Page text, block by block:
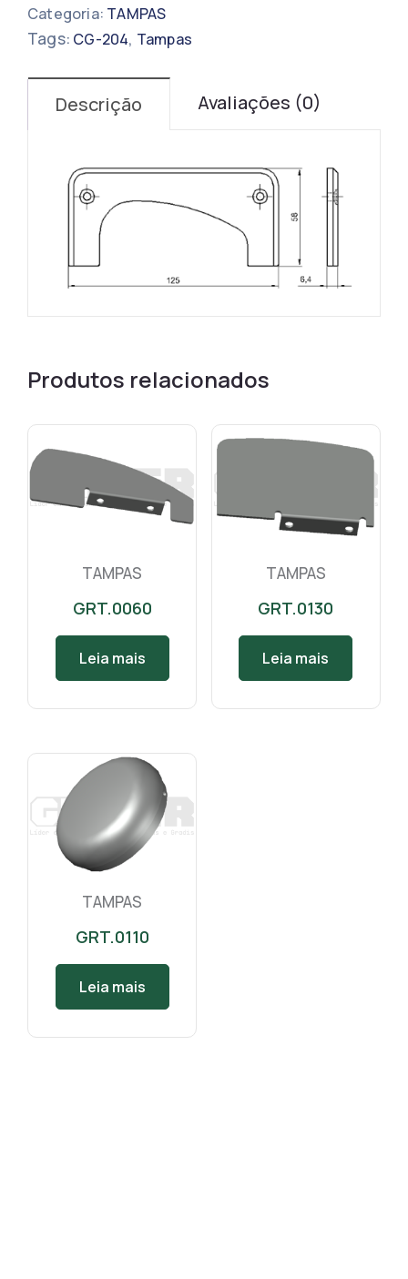
Categoria: TAMPAS
Tags: CG-204, Tampas
Descrição Avaliações (0)
Produtos relacionados
TAMPAS
GRT.0060
Leia mais
TAMPAS
GRT.0130
Leia mais
TAMPAS
GRT.0110
Leia mais